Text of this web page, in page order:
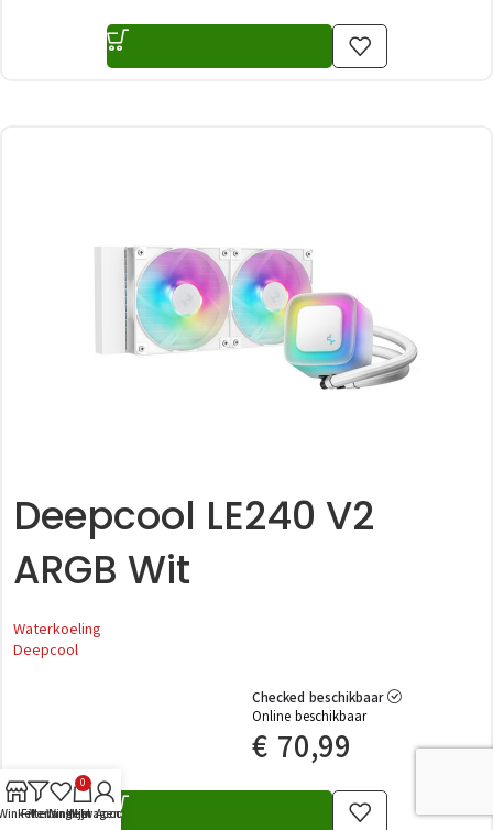
Deepcool LE240 V2
ARGB Wit
Waterkoeling
Deepcool
Checked beschikbaar
Online beschikbaar
€ 70,99
Filters
Verlanglijst
0
Winkelwagen
Mijn Account